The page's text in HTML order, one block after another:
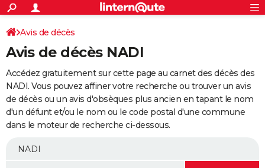
ACTUALITÉS
Politique
Société
Faits Divers
Education
Monde
Villes
+
SPORT
Coupe du monde 2026
Football
Tennis
Cyclisme
Rugby
Forum
Programme TV
TNT
Streaming
Cinéma
Sorties cinéma
Musique
+
FINANCE
Retraite
Impôts
Epargne
Immobilier
Risques naturels par ville
Banque
Assurance
Crédit
AUTO
Essais
Réserver un essai
Citadines
Berlines
SUV
Forum auto
+
Mobiles
Meilleur smartphone
Internet
Ordinateurs
Jeux vidéo
Guide high-tech
Avis de décès
Avis de décès NADI
Accédez gratuitement sur cette page au carnet des décès des
NADI. Vous pouvez affiner votre recherche ou trouver un avis
de décès ou un avis d'obsèques plus ancien en tapant le nom
d'un défunt et/ou le nom ou le code postal d'une commune
dans le moteur de recherche ci-dessous.